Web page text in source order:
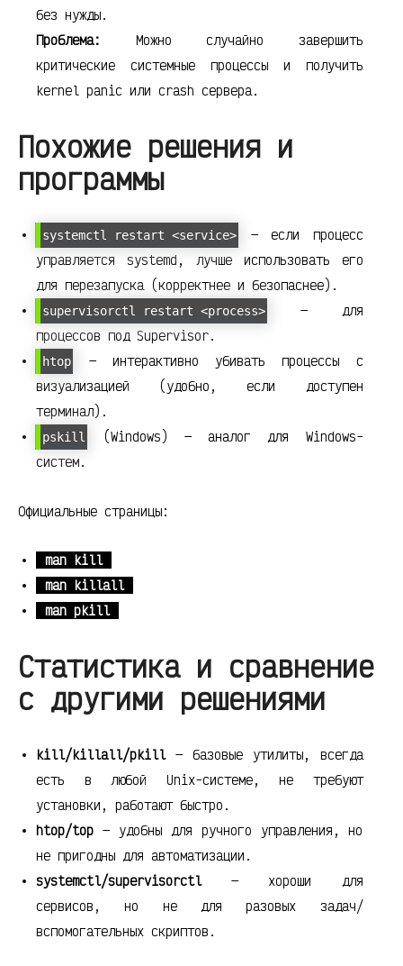
без нужды.
Проблема:
Можно случайно завершить
критические системные процессы и получить
kernel panic или crash сервера.
Похожие решения и
программы
systemctl restart <service>
— если процесс
управляется systemd, лучше использовать его
для перезапуска (корректнее и безопаснее).
supervisorctl restart <process>
— для
процессов под Supervisor.
htop
— интерактивно убивать процессы с
визуализацией (удобно, если доступен
терминал).
pskill
(Windows) — аналог для Windows-
систем.
Официальные страницы:
man kill
man killall
man pkill
Статистика и сравнение
с другими решениями
kill/killall/pkill— базовые утилиты, всегда
есть в любой Unix-системе, не требуют
установки, работают быстро.
htop/top — удобны для ручного управления, но
не пригодны для автоматизации.
systemctl/supervisorctl— хороши для
сервисов, но не для разовых задач/
вспомогательных скриптов.